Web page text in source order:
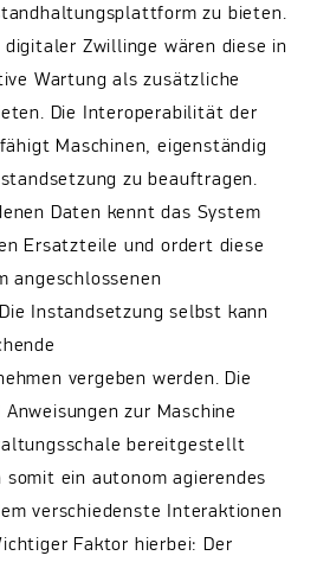
zu bieten.
digitaler Zwillinge wären diese in
Wartung als zusätzliche
Die Interoperabilität der
Maschinen, eigenständig
zu beauftragen.
Daten kennt das System
Ersatzteile und ordert diese
angeschlossenen
Instandsetzung selbst kann
vergeben werden. Die
zur Maschine
bereitgestellt
somit ein autonom agierendes
verschiedenste Interaktionen
Faktor hierbei: Der